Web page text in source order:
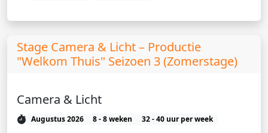
Stage Camera & Licht – Productie
"Welkom Thuis" Seizoen 3 (Zomerstage)
Camera & Licht
Augustus 2026 8 - 8 weken 32 - 40 uur per week